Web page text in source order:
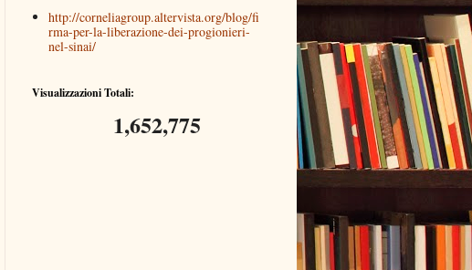
http://corneliagroup.altervista.org/blog/fi
rma-per-la-liberazione-dei-progionieri-
nel-sinai/
Visualizzazioni Totali:
1,652,775